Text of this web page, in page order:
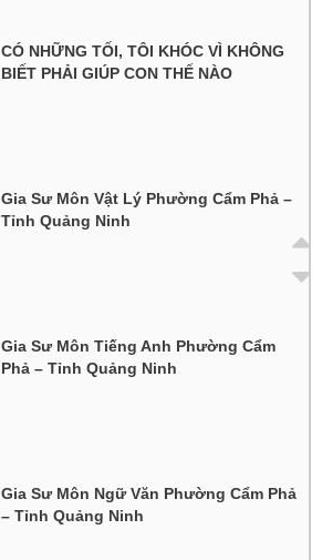
CÓ NHỮNG TỐI, TÔI KHÓC VÌ KHÔNG
BIẾT PHẢI GIÚP CON THẾ NÀO
Gia Sư Môn Vật Lý Phường Cẩm Phả –
Tỉnh Quảng Ninh
Gia Sư Môn Tiếng Anh Phường Cẩm
Phả – Tỉnh Quảng Ninh
Gia Sư Môn Ngữ Văn Phường Cẩm Phả
– Tỉnh Quảng Ninh